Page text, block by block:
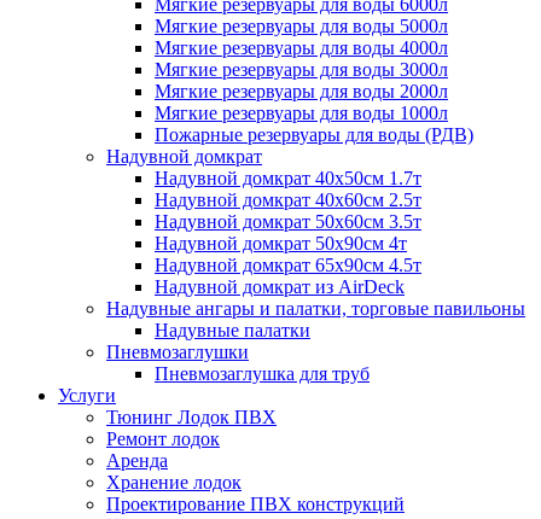
Мягкие резервуары для воды 6000л
Мягкие резервуары для воды 5000л
Мягкие резервуары для воды 4000л
Мягкие резервуары для воды 3000л
Мягкие резервуары для воды 2000л
Мягкие резервуары для воды 1000л
Пожарные резервуары для воды (РДВ)
Надувной домкрат
Надувной домкрат 40х50см 1.7т
Надувной домкрат 40х60см 2.5т
Надувной домкрат 50х60см 3.5т
Надувной домкрат 50х90см 4т
Надувной домкрат 65х90см 4.5т
Надувной домкрат из AirDeck
Надувные ангары и палатки, торговые павильоны
Надувные палатки
Пневмозаглушки
Пневмозаглушка для труб
Услуги
Тюнинг Лодок ПВХ
Ремонт лодок
Аренда
Хранение лодок
Проектирование ПВХ конструкций